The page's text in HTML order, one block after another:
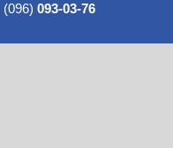
(096) 093-03-76